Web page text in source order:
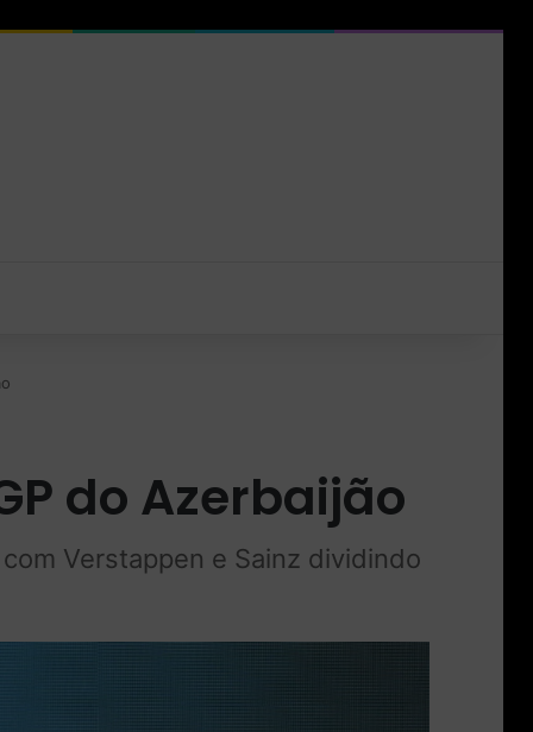
do Azerbaijão
Verstappen e Sainz dividindo